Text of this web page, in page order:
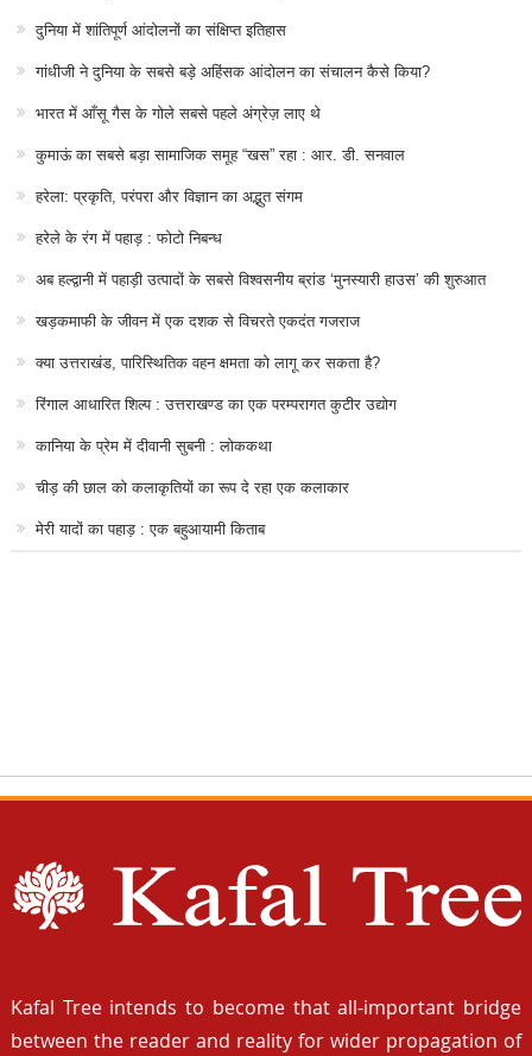
दुनिया में शांतिपूर्ण आंदोलनों का संक्षिप्त इतिहास
गांधीजी ने दुनिया के सबसे बड़े अहिंसक आंदोलन का संचालन कैसे किया?
भारत में आँसू गैस के गोले सबसे पहले अंग्रेज़ लाए थे
कुमाऊं का सबसे बड़ा सामाजिक समूह “खस” रहा : आर. डी. सनवाल
हरेला: प्रकृति, परंपरा और विज्ञान का अद्भुत संगम
हरेले के रंग में पहाड़ : फोटो निबन्ध
अब हल्द्वानी में पहाड़ी उत्पादों के सबसे विश्वसनीय ब्रांड ‘मुनस्यारी हाउस’ की शुरुआत
खड़कमाफी के जीवन में एक दशक से विचरते एकदंत गजराज
क्या उत्तराखंड, पारिस्थितिक वहन क्षमता को लागू कर सकता है?
रिंगाल आधारित शिल्प : उत्तराखण्ड का एक परम्परागत कुटीर उद्योग
कानिया के प्रेम में दीवानी सुबनी : लोककथा
चीड़ की छाल को कलाकृतियों का रूप दे रहा एक कलाकार
मेरी यादों का पहाड़ : एक बहुआयामी किताब
Kafal Tree intends to become that all-important bridge
between the reader and reality for wider propagation of